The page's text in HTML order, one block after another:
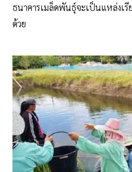
ธนาคารเมล็ดพันธุ์จะเป็นแหล่งเ
ด้วย